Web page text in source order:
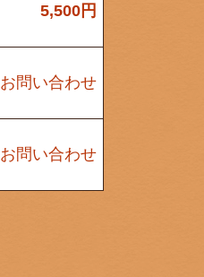
5,500円
お問い合わせ
お問い合わせ